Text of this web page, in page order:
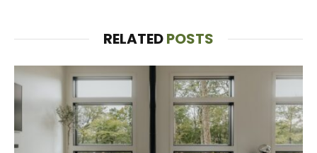
RELATEDPOSTS